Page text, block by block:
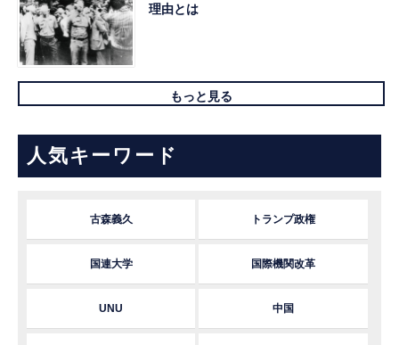
理由とは
もっと見る
人気キーワード
古森義久 トランプ政権
国連大学 国際機関改革
UNU 中国